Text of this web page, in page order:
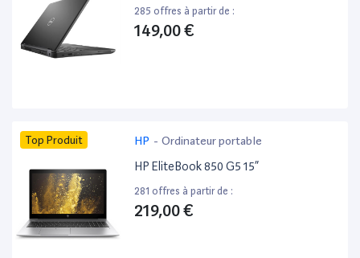
285 offres à partir de :
149,00 €
Top Produit HP - Ordinateur portable
HP EliteBook 850 G5 15”
281 offres à partir de :
219,00 €